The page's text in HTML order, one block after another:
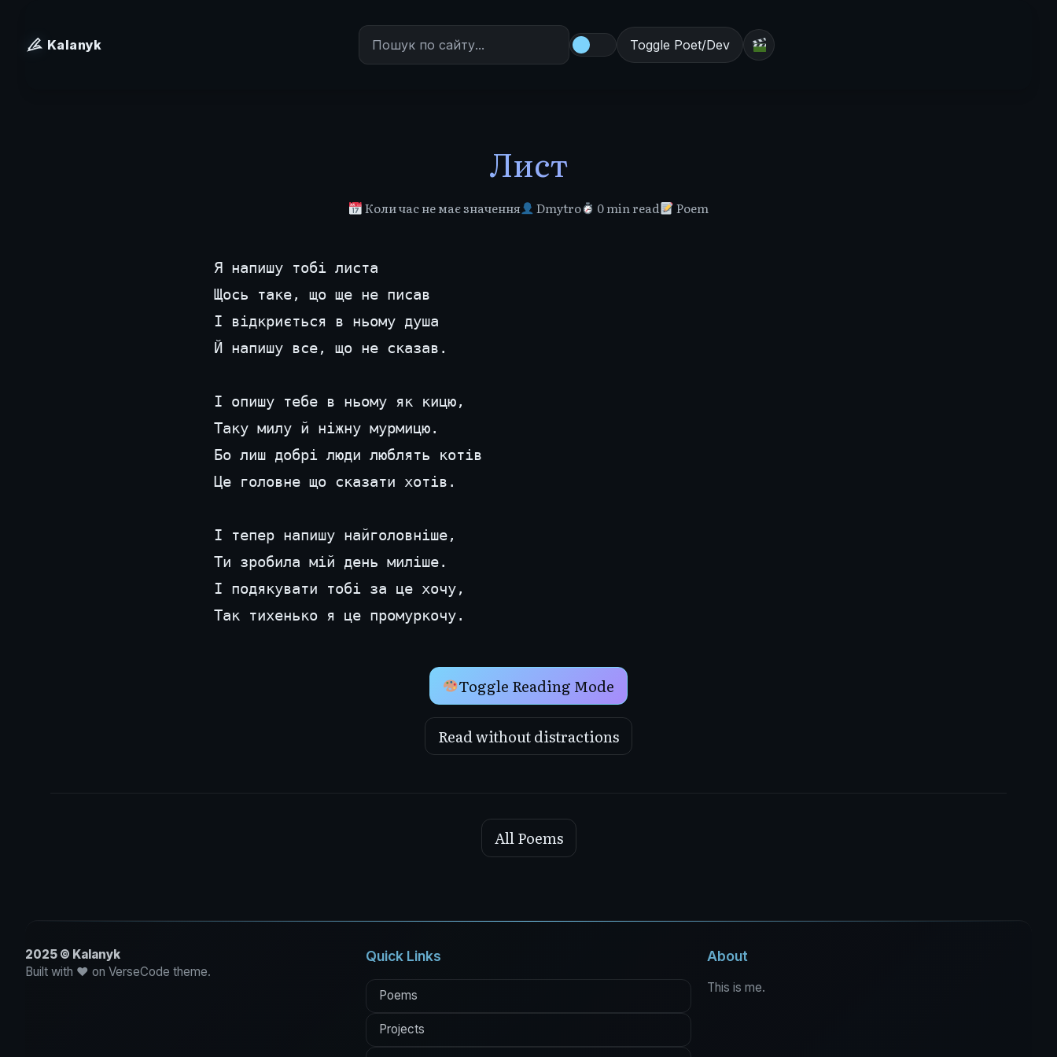
Kalanyk Toggle Poet/Dev
Лист
Коли час не має значення Dmytro 0 min read Poem
Я напишу тобі листа
Щось таке, що ще не писав
І відкриється в ньому душа
Й напишу все, що не сказав.
І опишу тебе в ньому як кицю,
Таку милу й ніжну мурмицю.
Бо лиш добрі люди люблять котів
Це головне що сказати хотів.
І тепер напишу найголовніше,
Ти зробила мій день миліше.
І подякувати тобі за це хочу,
Так тихенько я це промуркочу.
Toggle Reading Mode
Read without distractions
All Poems
2025 © Kalanyk
Built with ♥ on VerseCode theme.
Quick Links
Poems
Projects
About
This is me.